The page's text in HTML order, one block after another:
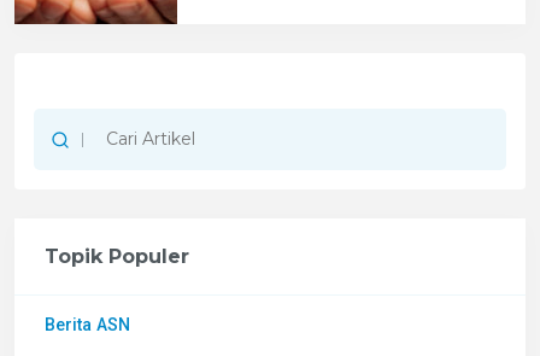
Topik Populer
Berita ASN